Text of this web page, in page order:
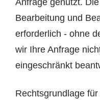
Anfrage genutzt.
Bearbeitung und
erforderlich - ohne
wir Ihre Anfrage
eingeschränkt
Rechtsgrundlage